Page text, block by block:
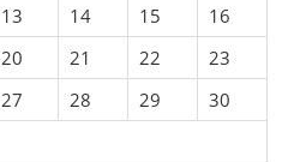
13 14 15
16
20 21 22
23
27 28 29
30